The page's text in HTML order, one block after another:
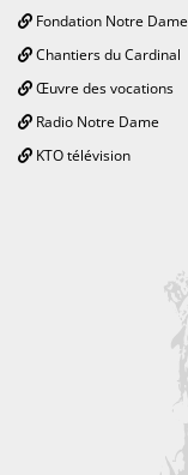
Fondation Notre Dame
Chantiers du Cardinal
Œuvre des vocations
Radio Notre Dame
KTO télévision